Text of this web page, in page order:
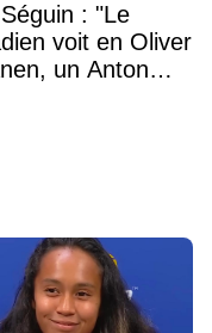
: "Le
voit en Oliver
un Anton